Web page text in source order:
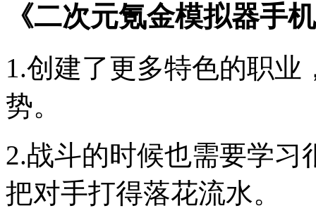
《二次元氪金模拟器手
1.创建了更多特色的职
势。
2.战斗的时候也需要学
把对手打得落花流水。